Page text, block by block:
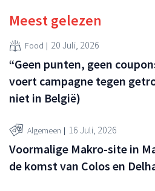
Meest gelezen
Food 20 Juli, 2026
“Geen punten, geen
voert campagne tegen
niet in België)
Algemeen 16 Juli, 2026
Voormalige Makro-site in
de komst van Colos en